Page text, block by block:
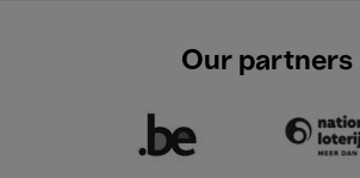
Our partners